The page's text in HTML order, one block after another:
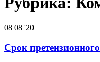
08 08 '20
Срок